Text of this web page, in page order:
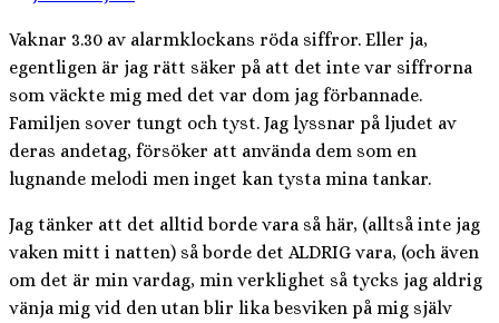
Vaknar 3.30 av alarmklockans röda siffror. Eller ja,
egentligen är jag rätt säker på att det inte var siffrorna
som väckte mig med det var dom jag förbannade.
Familjen sover tungt och tyst. Jag lyssnar på ljudet av
deras andetag, försöker att använda dem som en
lugnande melodi men inget kan tysta mina tankar.
Jag tänker att det alltid borde vara så här, (alltså inte jag
vaken mitt i natten) så borde det ALDRIG vara, (och även
om det är min vardag, min verklighet så tycks jag aldrig
vänja mig vid den utan blir lika besviken på mig själv